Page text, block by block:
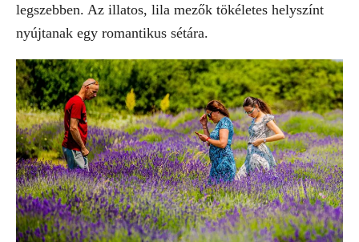
legszebben. Az illatos, lila mezők tökéletes helyszínt
nyújtanak egy romantikus sétára.